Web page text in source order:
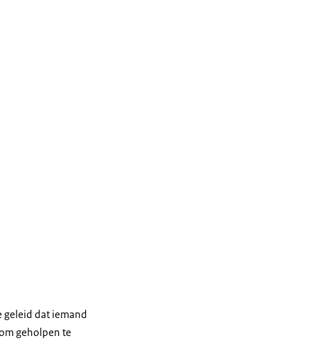
geleid dat iemand
geholpen te